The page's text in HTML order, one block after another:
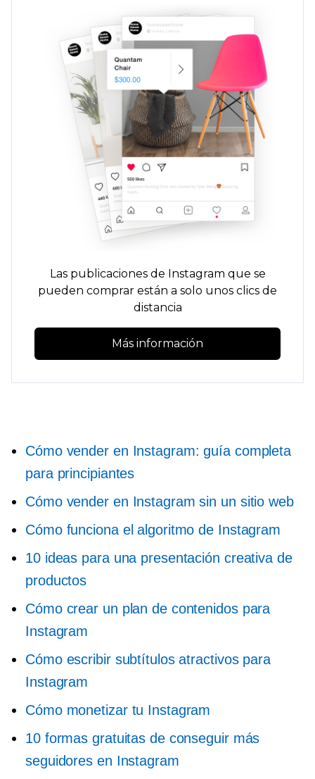
Las publicaciones de Instagram que se
pueden comprar están a solo unos clics de
distancia
Más información
Cómo vender en Instagram: guía completa
para principiantes
Cómo vender en Instagram sin un sitio web
Cómo funciona el algoritmo de Instagram
10 ideas para una presentación creativa de
productos
Cómo crear un plan de contenidos para
Instagram
Cómo escribir subtítulos atractivos para
Instagram
Cómo monetizar tu Instagram
10 formas gratuitas de conseguir más
seguidores en Instagram